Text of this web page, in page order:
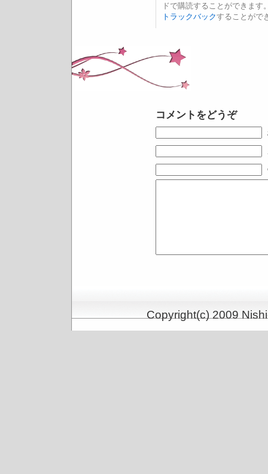
ドで購読することができます
トラックバックすることがで
コメントをどうぞ
Copyright(c) 2009